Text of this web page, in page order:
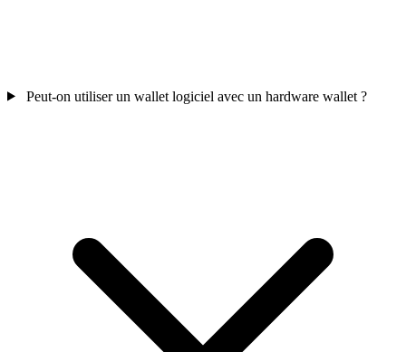
Peut-on utiliser un wallet logiciel avec un hardware wallet ?